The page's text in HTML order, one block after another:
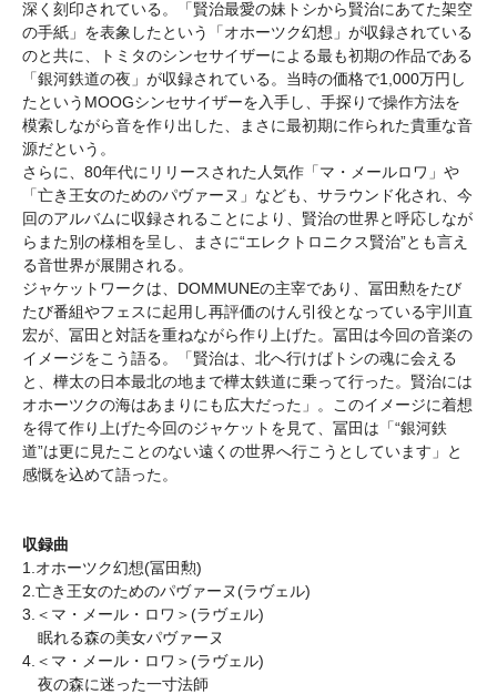
深く刻印されている。「賢治最愛の妹トシから賢治にあてた架空
の手紙」を表象したという「オホーツク幻想」が収録されている
のと共に、トミタのシンセサイザーによる最も初期の作品である
「銀河鉄道の夜」が収録されている。当時の価格で1,000万円し
たというMOOGシンセサイザーを入手し、手探りで操作方法を
模索しながら音を作り出した、まさに最初期に作られた貴重な音
源だという。
さらに、80年代にリリースされた人気作「マ・メールロワ」や
「亡き王女のためのパヴァーヌ」なども、サラウンド化され、今
回のアルバムに収録されることにより、賢治の世界と呼応しなが
らまた別の様相を呈し、まさに“エレクトロニクス賢治”とも言え
る音世界が展開される。
ジャケットワークは、DOMMUNEの主宰であり、冨田勲をたび
たび番組やフェスに起用し再評価のけん引役となっている宇川直
宏が、冨田と対話を重ねながら作り上げた。冨田は今回の音楽の
イメージをこう語る。「賢治は、北へ行けばトシの魂に会える
と、樺太の日本最北の地まで樺太鉄道に乗って行った。賢治には
オホーツクの海はあまりにも広大だった」。このイメージに着想
を得て作り上げた今回のジャケットを見て、冨田は「“銀河鉄
道”は更に見たことのない遠くの世界へ行こうとしています」と
感慨を込めて語った。
収録曲
1.オホーツク幻想(冨田勲)
2.亡き王女のためのパヴァーヌ(ラヴェル)
3.＜マ・メール・ロワ＞(ラヴェル)
眠れる森の美女パヴァーヌ
4.＜マ・メール・ロワ＞(ラヴェル)
夜の森に迷った一寸法師